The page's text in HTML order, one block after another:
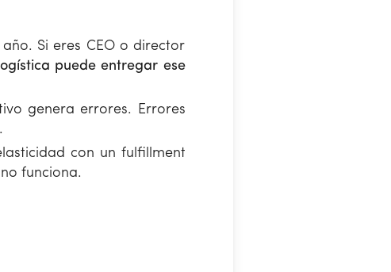
Si eres CEO o director
puede entregar ese
genera errores. Errores
con un fulfillment
funciona.